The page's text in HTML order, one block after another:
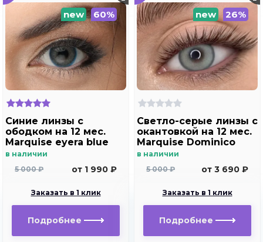
new 60%
Синие линзы с
ободком на 12 мес.
Marquise eyera blue
в наличии
5 000 ₽
от 1 990 ₽
Заказать в 1 клик
Подробнее
new 26%
Светло-серые линзы c
окантовкой на 12 мес.
Marquise Dominico
gray
в наличии
5 000 ₽
от 3 690 ₽
Заказать в 1 клик
Подробнее